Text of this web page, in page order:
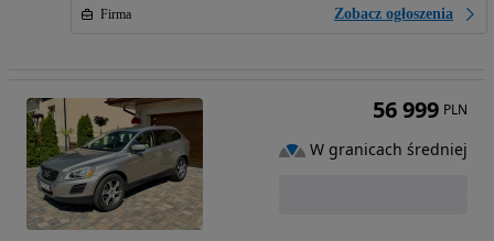
Firma Zobacz ogłoszenia
56 999 PLN
W granicach średniej